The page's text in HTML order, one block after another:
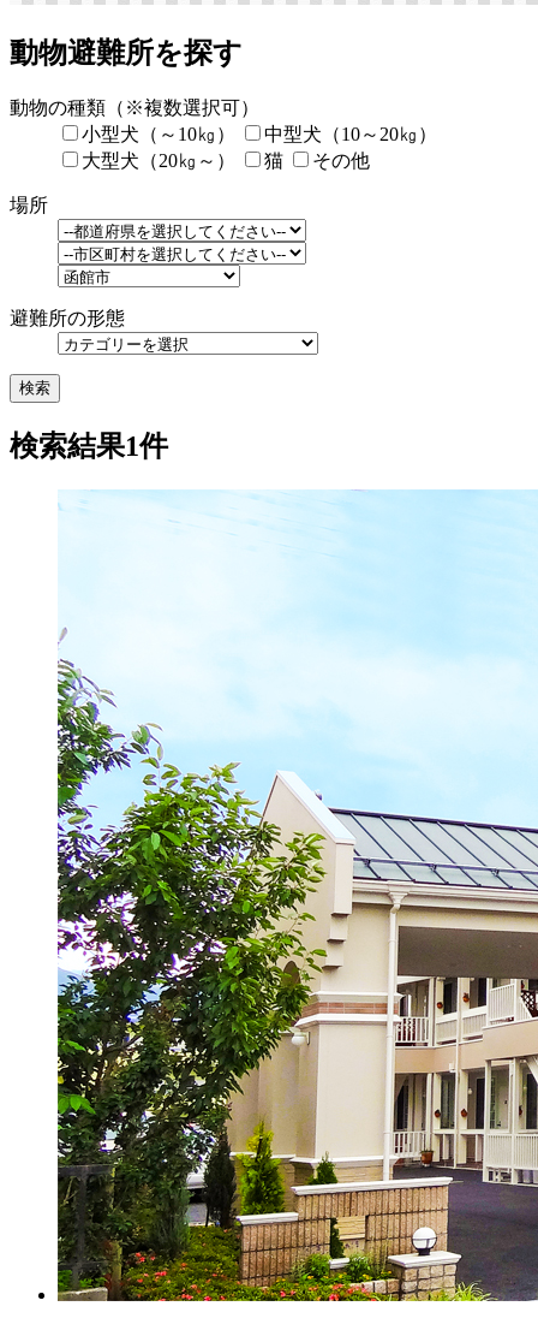
動物避難所を探す
動物の種類 （※複数選択可）
小型犬（～10㎏）
中型犬（10～20㎏）
大型犬（20㎏～）
猫 その他
場所
避難所の形態
検索
検索結果1件